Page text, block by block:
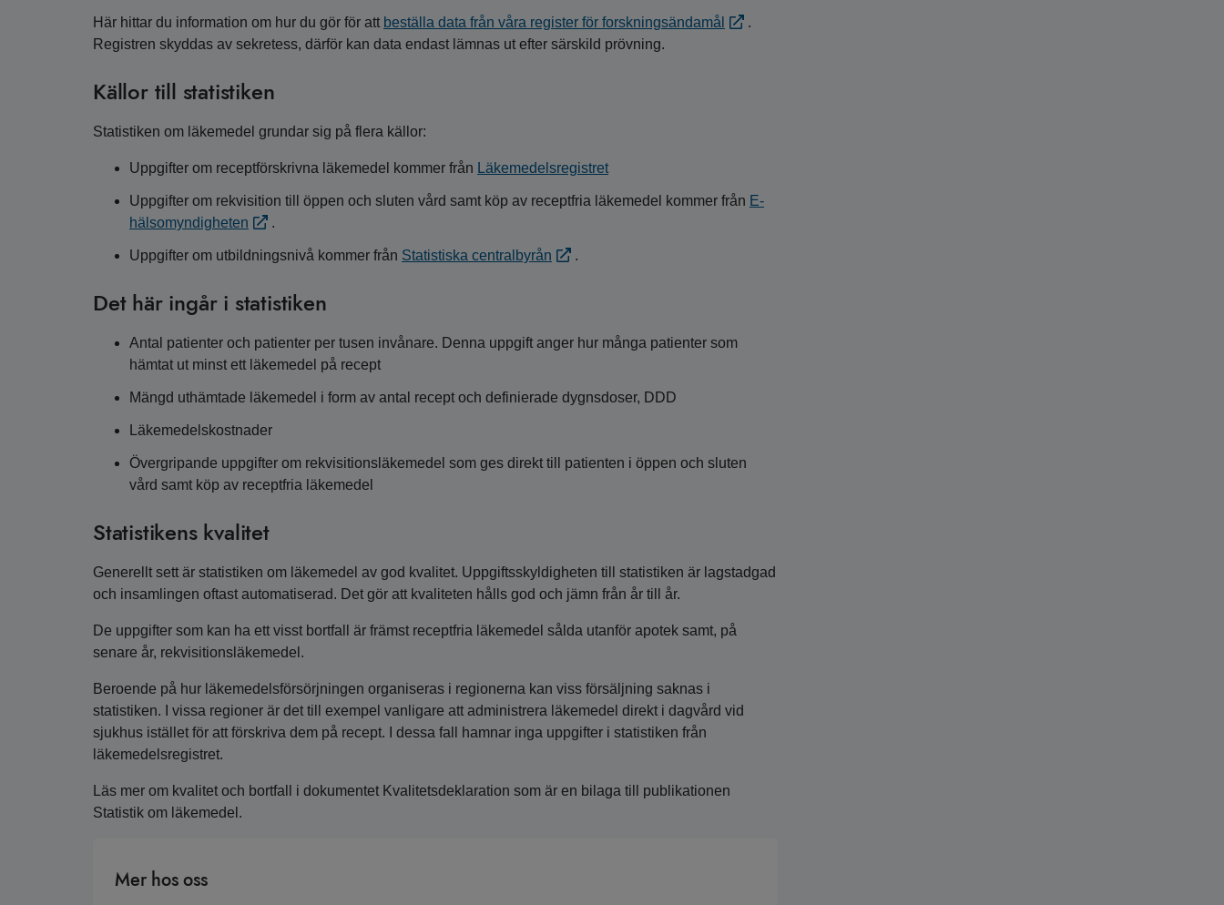
Här hittar du information om hur du gör för att beställa data från våra register för forskningsändamål
.
Registren skyddas av sekretess, därför kan data endast lämnas ut efter särskild prövning.
Källor till statistiken
Statistiken om läkemedel grundar sig på flera källor:
Uppgifter om receptförskrivna läkemedel kommer från Läkemedelsregistret
Uppgifter om rekvisition till öppen och sluten vård samt köp av receptfria läkemedel kommer från E-
hälsomyndigheten
.
Uppgifter om utbildningsnivå kommer från Statistiska centralbyrån .
Det här ingår i statistiken
Antal patienter och patienter per tusen invånare. Denna uppgift anger hur många patienter som
hämtat ut minst ett läkemedel på recept
Mängd uthämtade läkemedel i form av antal recept och definierade dygnsdoser, DDD
Läkemedelskostnader
Övergripande uppgifter om rekvisitionsläkemedel som ges direkt till patienten i öppen och sluten
vård samt köp av receptfria läkemedel
Statistikens kvalitet
Generellt sett är statistiken om läkemedel av god kvalitet. Uppgiftsskyldigheten till statistiken är lagstadgad
och insamlingen oftast automatiserad. Det gör att kvaliteten hålls god och jämn från år till år.
De uppgifter som kan ha ett visst bortfall är främst receptfria läkemedel sålda utanför apotek samt, på
senare år, rekvisitionsläkemedel.
Beroende på hur läkemedelsförsörjningen organiseras i regionerna kan viss försäljning saknas i
statistiken. I vissa regioner är det till exempel vanligare att administrera läkemedel direkt i dagvård vid
sjukhus istället för att förskriva dem på recept. I dessa fall hamnar inga uppgifter i statistiken från
läkemedelsregistret.
Läs mer om kvalitet och bortfall i dokumentet Kvalitetsdeklaration som är en bilaga till publikationen
Statistik om läkemedel.
Mer hos oss